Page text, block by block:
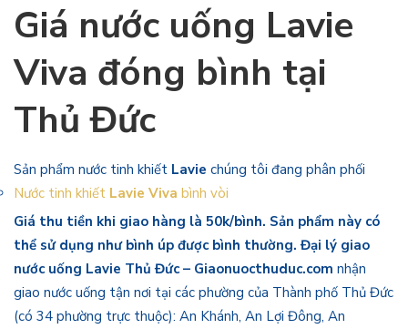
Giá nước uống Lavie
Viva đóng bình tại
Thủ Đức
Sản phẩm nước tinh khiết Lavie chúng tôi đang phân phối
Nước tinh khiết Lavie Viva bình vòi
Giá thu tiền khi giao hàng là 50k/bình. Sản phẩm này có
thể sử dụng như bình úp được bình thường. Đại lý giao
nước uống Lavie Thủ Đức – Giaonuocthuduc.com nhận
giao nước uống tận nơi tại các phường của Thành phố Thủ Đức
(có 34 phường trực thuộc): An Khánh, An Lợi Đông, An